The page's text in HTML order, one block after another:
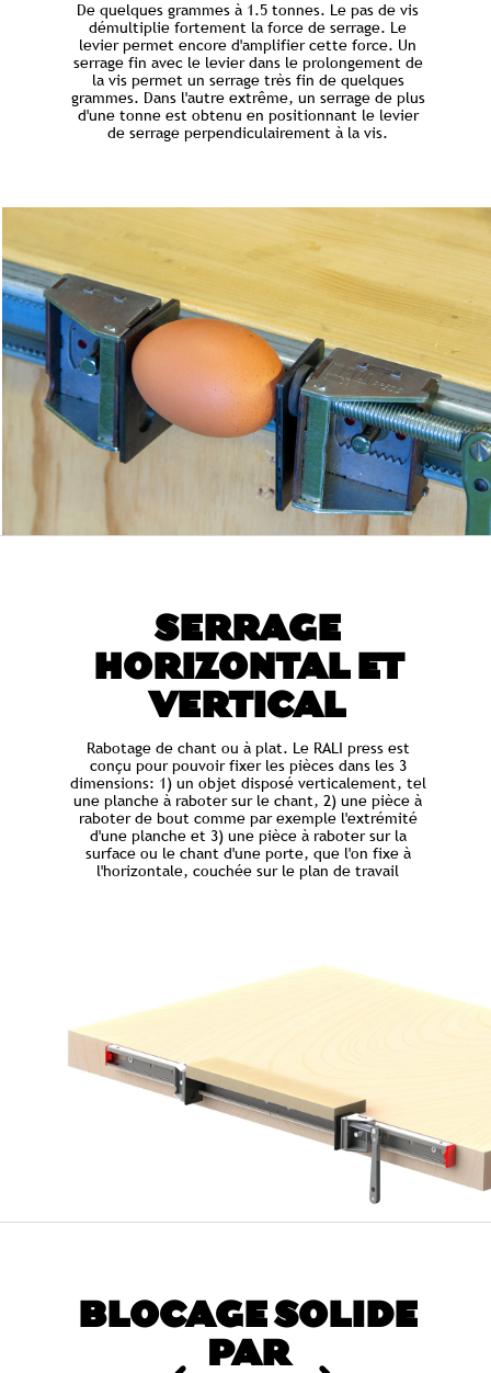
De quelques grammes à 1.5 tonnes. Le pas de vis
démultiplie fortement la force de serrage. Le
levier permet encore d'amplifier cette force. Un
serrage fin avec le levier dans le prolongement de
la vis permet un serrage très fin de quelques
grammes. Dans l'autre extrême, un serrage de plus
d'une tonne est obtenu en positionnant le levier
de serrage perpendiculairement à la vis.
SERRAGE
HORIZONTAL ET
VERTICAL
Rabotage de chant ou à plat. Le RALI press est
conçu pour pouvoir fixer les pièces dans les 3
dimensions: 1) un objet disposé verticalement, tel
une planche à raboter sur le chant, 2) une pièce à
raboter de bout comme par exemple l'extrémité
d'une planche et 3) une pièce à raboter sur la
surface ou le chant d'une porte, que l'on fixe à
l'horizontale, couchée sur le plan de travail
BLOCAGE SOLIDE
PAR